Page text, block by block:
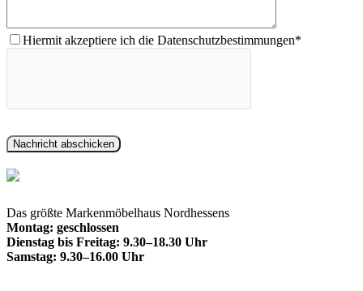
Hiermit akzeptiere ich die Datenschutzbestimmungen*
Das größte Markenmöbelhaus Nordhessens
Montag: geschlossen
Dienstag bis Freitag: 9.30–18.30 Uhr
Samstag: 9.30–16.00 Uhr